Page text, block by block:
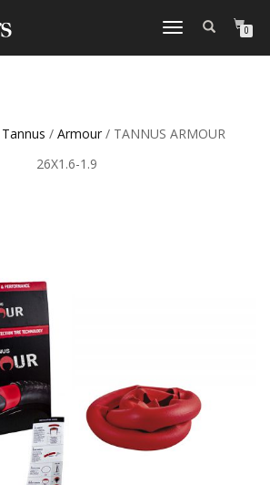
CAMBIAR
0
Tannus / Armour / TANNUS ARMOUR
26X1.6-1.9